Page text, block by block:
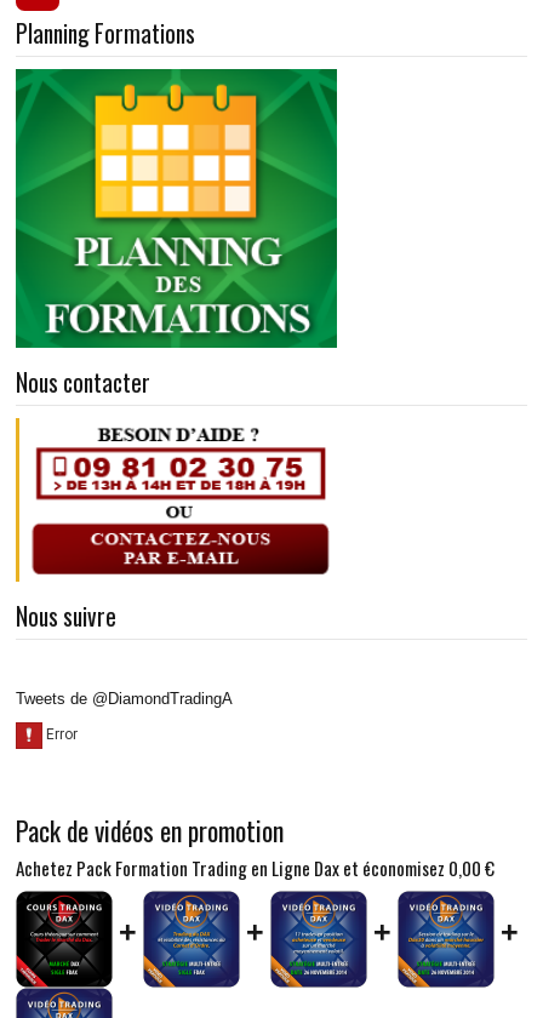
Planning Formations
Nous contacter
Nous suivre
Tweets de @DiamondTradingA
Pack de vidéos en promotion
Achetez Pack Formation Trading en Ligne Dax et économisez 0,00 €
+ + + +